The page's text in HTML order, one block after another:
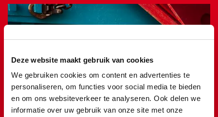
Deze website maakt gebruik van cookies
We gebruiken cookies om content en advertenties te
personaliseren, om functies voor social media te bieden
en om ons websiteverkeer te analyseren. Ook delen we
informatie over uw gebruik van onze site met onze